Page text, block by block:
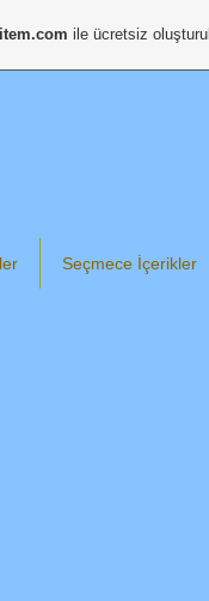
Seçmece İçerikler
ile ücretsiz